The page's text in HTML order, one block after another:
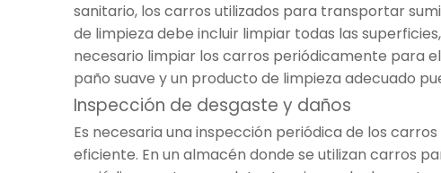
sanitario, los carros utilizados para transportar
de limpieza debe incluir limpiar todas las
necesario limpiar los carros periódicamente para
paño suave y un producto de limpieza adecuado
Inspección de desgaste y daños
Es necesaria una inspección periódica de los
eficiente. En un almacén donde se utilizan carros